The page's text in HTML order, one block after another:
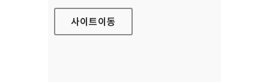
사이트이동